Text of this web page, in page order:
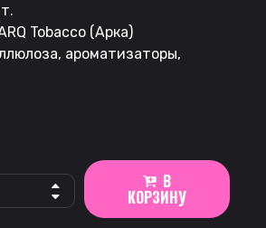
Tobacco (Арка)
ароматизаторы,
В
КОРЗИНУ